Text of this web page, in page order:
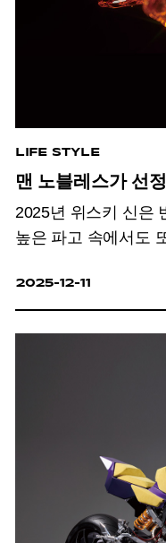
LIFE STYLE
맨 노블레스가 선
2025년 위스키 신은
높은 파고 속에서도
2025-12-11